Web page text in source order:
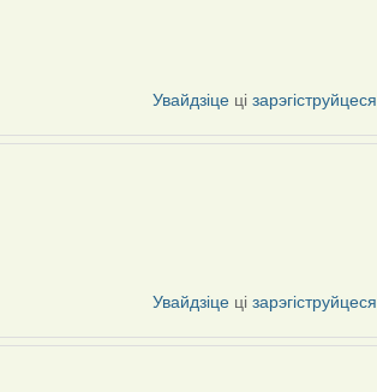
Увайдзіце цізарэгіструйцеся
Увайдзіце цізарэгіструйцеся